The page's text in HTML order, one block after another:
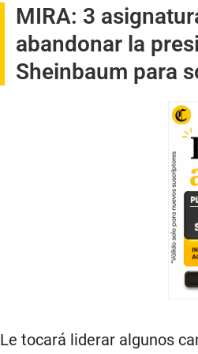
MIRA: 3
abandonar la
Sheinbaum para
Le tocará liderar algunos